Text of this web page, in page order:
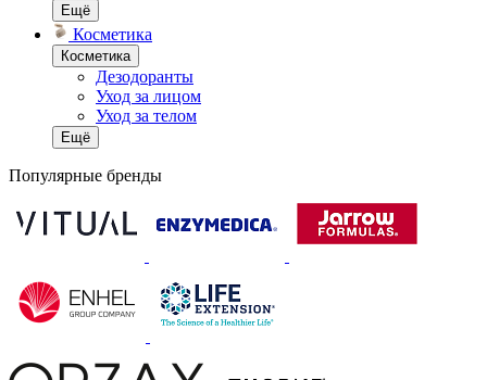
Ещё
Косметика
Косметика
Дезодоранты
Уход за лицом
Уход за телом
Ещё
Популярные бренды